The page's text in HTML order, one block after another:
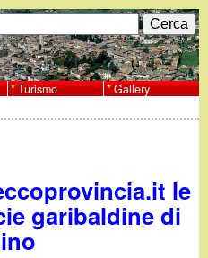
Turismo Gallery
le
garibaldine di